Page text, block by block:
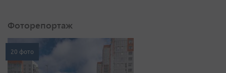
Фоторепортаж
20 фото